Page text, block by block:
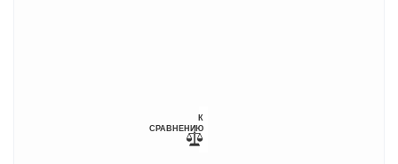
К
СРАВНЕНИЮ